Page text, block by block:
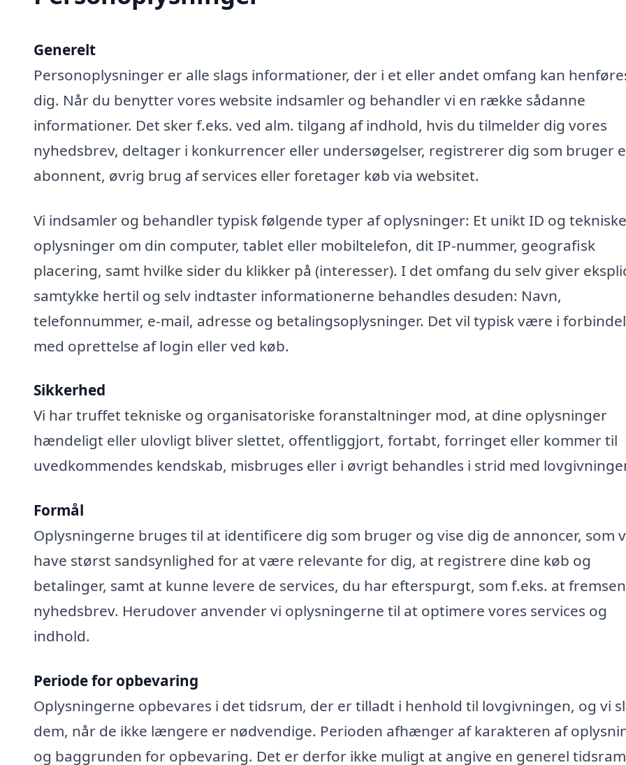
Generelt
Personoplysninger er alle slags informationer, der i et eller andet omfang kan
dig. Når du benytter vores website indsamler og behandler vi en række sådanne
informationer. Det sker f.eks. ved alm. tilgang af indhold, hvis du tilmelder dig vores
nyhedsbrev, deltager i konkurrencer eller undersøgelser, registrerer dig som bruger
abonnent, øvrig brug af services eller foretager køb via websitet.
Vi indsamler og behandler typisk følgende typer af oplysninger: Et unikt ID og tekniske
oplysninger om din computer, tablet eller mobiltelefon, dit IP-nummer, geografisk
placering, samt hvilke sider du klikker på (interesser). I det omfang du selv giver
samtykke hertil og selv indtaster informationerne behandles desuden: Navn,
telefonnummer, e-mail, adresse og betalingsoplysninger. Det vil typisk være i
med oprettelse af login eller ved køb.
Sikkerhed
Vi har truffet tekniske og organisatoriske foranstaltninger mod, at dine oplysninger
hændeligt eller ulovligt bliver slettet, offentliggjort, fortabt, forringet eller kommer til
uvedkommendes kendskab, misbruges eller i øvrigt behandles i strid med
Formål
Oplysningerne bruges til at identificere dig som bruger og vise dig de annoncer, som
have størst sandsynlighed for at være relevante for dig, at registrere dine køb og
betalinger, samt at kunne levere de services, du har efterspurgt, som f.eks. at
nyhedsbrev. Herudover anvender vi oplysningerne til at optimere vores services og
indhold.
Periode for opbevaring
Oplysningerne opbevares i det tidsrum, der er tilladt i henhold til lovgivningen, og vi
dem, når de ikke længere er nødvendige. Perioden afhænger af karakteren af
og baggrunden for opbevaring. Det er derfor ikke muligt at angive en generel